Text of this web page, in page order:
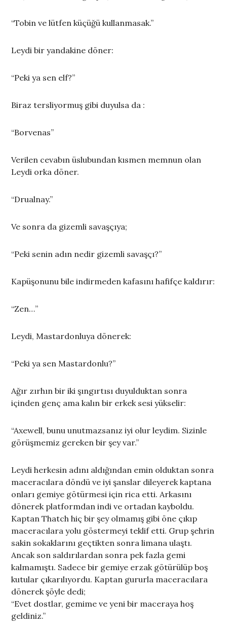
“Tobin ve lütfen küçüğü kullanmasak.”
Leydi bir yandakine döner:
“Peki ya sen elf?”
Biraz tersliyormuş gibi duyulsa da :
“Borvenas”
Verilen cevabın üslubundan kısmen memnun olan
Leydi orka döner.
“Drualnay.”
Ve sonra da gizemli savaşçıya;
“Peki senin adın nedir gizemli savaşçı?”
Kapüşonunu bile indirmeden kafasını hafifçe kaldırır:
“Zen…”
Leydi, Mastardonluya dönerek:
“Peki ya sen Mastardonlu?”
Ağır zırhın bir iki şıngırtısı duyulduktan sonra
içinden genç ama kalın bir erkek sesi yükselir:
“Axewell, bunu unutmazsanız iyi olur leydim. Sizinle
görüşmemiz gereken bir şey var.”
Leydi herkesin adını aldığından emin olduktan sonra
maceracılara döndü ve iyi şanslar dileyerek kaptana
onları gemiye götürmesi için rica etti. Arkasını
dönerek platformdan indi ve ortadan kayboldu.
Kaptan Thatch hiç bir şey olmamış gibi öne çıkıp
maceracılara yolu göstermeyi teklif etti. Grup şehrin
sakin sokaklarını geçtikten sonra limana ulaştı.
Ancak son saldırılardan sonra pek fazla gemi
kalmamıştı. Sadece bir gemiye erzak götürülüp boş
kutular çıkarılıyordu. Kaptan gururla maceracılara
dönerek şöyle dedi;
“Evet dostlar, gemime ve yeni bir maceraya hoş
geldiniz.”